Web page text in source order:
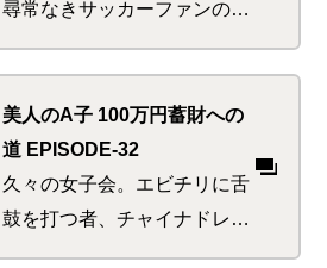
うなってしまうのか…
尋常なきサッカーファンのA
子。チームを愛するあまり身
近なものをそのデザインで染
め上げたい欲求に駆られる。
ただしファン以外への無理強
いはご法度！どうせやるなら
もっとプライベートなアレ
美人のA子 100万円蓄財への
道 EPISODE-32
久々の女子会。エビチリに舌
鼓を打つ者、チャイナドレス
愛好家、三国志ファン、ジャ